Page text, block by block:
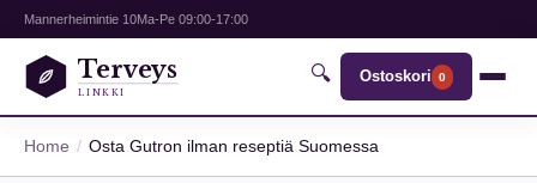
Mannerheimintie 10Ma-Pe 09:00-17:00
Terveys
LINKKI
🔍 Ostoskori 0
Home Osta Gutron ilman reseptiä Suomessa